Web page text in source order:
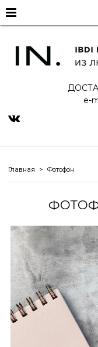
e-
Главная Фотофон